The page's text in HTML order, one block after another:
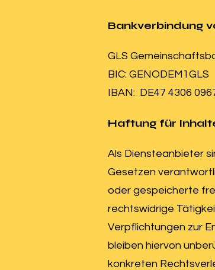
Bankverbindung
GLS
BIC: GENODEM1GLS
IBAN: DE47 4306
Haftung für
Als Diensteanbieter
Gesetzen
oder gespeicherte
rechtswidrige
Verpflichtungen zur
bleiben hiervon
konkreten